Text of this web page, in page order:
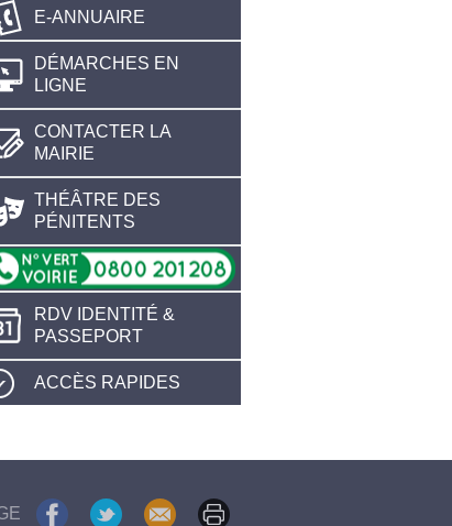
E-ANNUAIRE
DÉMARCHES EN
LIGNE
CONTACTER LA
MAIRIE
THÉÂTRE DES
PÉNITENTS
RDV IDENTITÉ &
PASSEPORT
ACCÈS RAPIDES